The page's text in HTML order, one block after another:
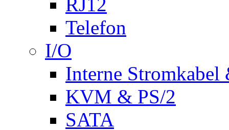
Telefon
I/O
Interne Stromkabel
KVM & PS/2
SATA